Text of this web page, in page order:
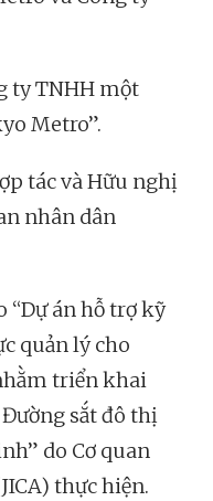
ty TNHH một
Metro”.
tác và Hữu nghị
nhân dân
“Dự án hỗ trợ kỹ
quản lý cho
triển khai
sắt đô thị
do Cơ quan
thực hiện.